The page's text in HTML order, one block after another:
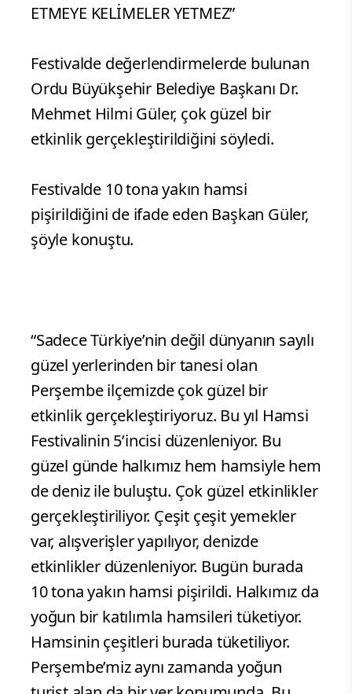
ETMEYE KELİMELER YETMEZ”
Festivalde değerlendirmelerde bulunan
Ordu Büyükşehir Belediye Başkanı Dr.
Mehmet Hilmi Güler, çok güzel bir
etkinlik gerçekleştirildiğini söyledi.
Festivalde 10 tona yakın hamsi
pişirildiğini de ifade eden Başkan Güler,
şöyle konuştu.
“Sadece Türkiye’nin değil dünyanın sayılı
güzel yerlerinden bir tanesi olan
Perşembe ilçemizde çok güzel bir
etkinlik gerçekleştiriyoruz. Bu yıl Hamsi
Festivalinin 5’incisi düzenleniyor. Bu
güzel günde halkımız hem hamsiyle hem
de deniz ile buluştu. Çok güzel etkinlikler
gerçekleştiriliyor. Çeşit çeşit yemekler
var, alışverişler yapılıyor, denizde
etkinlikler düzenleniyor. Bugün burada
10 tona yakın hamsi pişirildi. Halkımız da
yoğun bir katılımla hamsileri tüketiyor.
Hamsinin çeşitleri burada tüketiliyor.
Perşembe’miz aynı zamanda yoğun